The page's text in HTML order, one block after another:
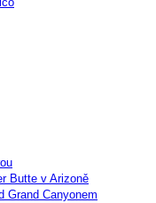
Butte v Arizoně
Grand Canyonem